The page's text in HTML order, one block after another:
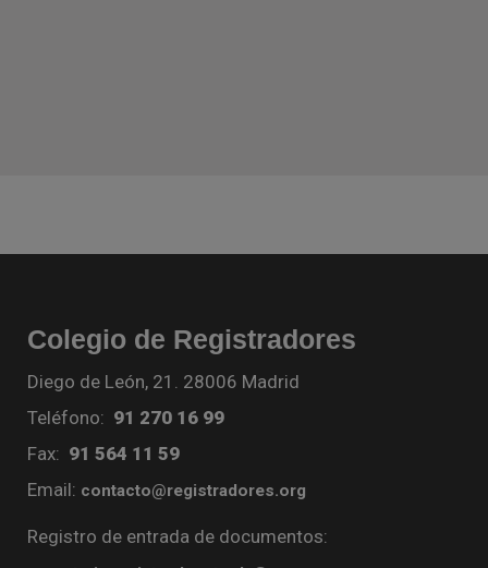
Colegio de Registradores
Diego de León, 21. 28006 Madrid
Teléfono: 91 270 16 99
Fax: 91 564 11 59
Email: contacto@registradores.org
Registro de entrada de documentos: